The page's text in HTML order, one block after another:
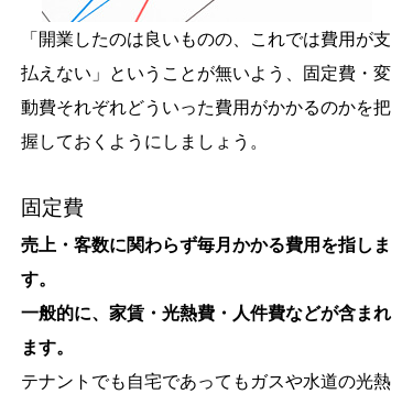
「開業したのは良いものの、これでは費用が支
払えない」ということが無いよう、固定費・変
動費それぞれどういった費用がかかるのかを把
握しておくようにしましょう。
固定費
売上・客数に関わらず毎月かかる費用を指しま
す。
一般的に、家賃・光熱費・人件費などが含まれ
ます。
テナントでも自宅であってもガスや水道の光熱